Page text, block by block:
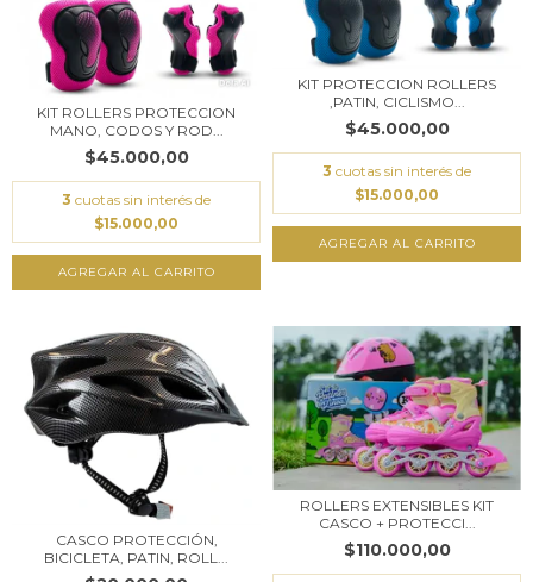
KIT ROLLERS PROTECCION
MANO, CODOS Y ROD...
$45.000,00
3 cuotas sin interés de
$15.000,00
KIT PROTECCION ROLLERS
,PATIN, CICLISMO...
$45.000,00
3 cuotas sin interés de
$15.000,00
CASCO PROTECCIÓN,
BICICLETA, PATIN, ROLL...
ROLLERS EXTENSIBLES KIT
CASCO + PROTECCI...
$110.000,00